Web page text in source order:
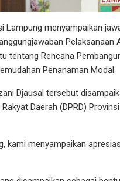
Lampung menyampaikan
Pelaksanaan
tentang Rencana
Penanaman Modal.
Djausal tersebut
Daerah (DPRD)
kami menyampaikan